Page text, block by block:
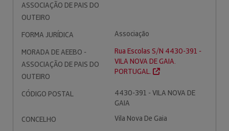
ASSOCIAÇÃO DE PAIS DO
OUTEIRO
FORMA JURÍDICA
Associação
MORADA DE AEEBO -
ASSOCIAÇÃO DE PAIS DO
OUTEIRO
Rua Escolas S/N 4430-391 -
VILA NOVA DE GAIA.
PORTUGAL.
CÓDIGO POSTAL
4430-391 - VILA NOVA DE
GAIA
CONCELHO
Vila Nova De Gaia